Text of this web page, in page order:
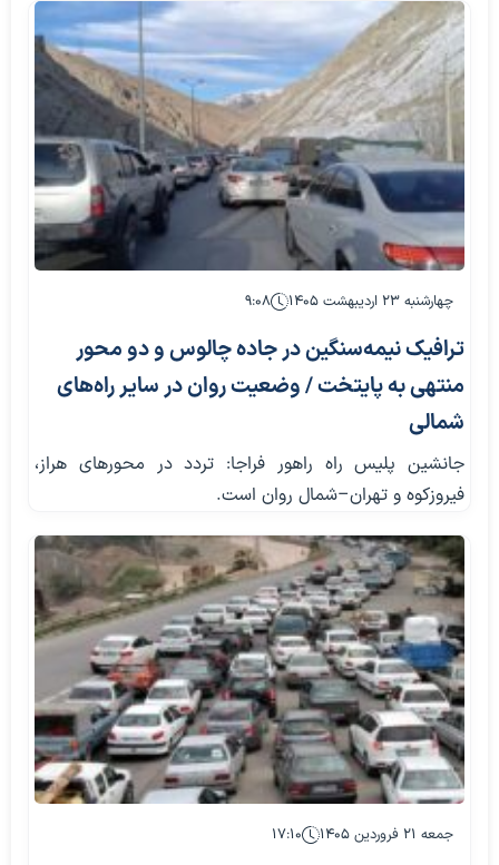
چهارشنبه ۲۳ اردیبهشت ۱۴۰۵ ۹:۰۸
ترافیک نیمه‌سنگین در جاده چالوس و دو محور
منتهی به پایتخت / وضعیت روان در سایر راه‌های
شمالی
جانشین پلیس راه راهور فراجا: تردد در محورهای هراز،
فیروزکوه و تهران–شمال روان است.
جمعه ۲۱ فروردین ۱۴۰۵ ۱۷:۱۰